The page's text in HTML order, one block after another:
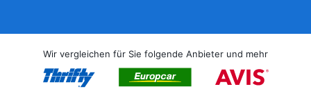
Wir vergleichen für Sie folgende Anbieter und mehr